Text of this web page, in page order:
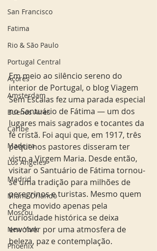
San Francisco
Fatima
Rio & São Paulo
Portugal Central
Açores
Amsterdam
Buenos Aires
Caribe
Madeira
Los Angeles
Madrid
Miami Orlando
Moscou
New York
Phoenix
Em meio ao silêncio sereno do
interior de Portugal, o blog Viagem
Sem Escalas fez uma parada especial
no Santuário de Fátima — um dos
lugares mais sagrados e tocantes da
fé cristã. Foi aqui que, em 1917, três
pequenos pastores disseram ter
visto a Virgem Maria. Desde então,
visitar o Santuário de Fátima tornou-
se uma tradição para milhões de
peregrinos e turistas. Mesmo quem
chega movido apenas pela
curiosidade histórica se deixa
envolver por uma atmosfera de
beleza, paz e contemplação.